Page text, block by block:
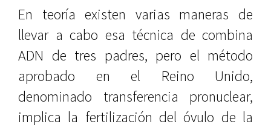
En teoría existen varias maneras de
llevar a cabo esa técnica de combina
ADN de tres padres, pero el método
aprobado en el Reino Unido,
denominado transferencia pronuclear,
implica la fertilización del óvulo de la